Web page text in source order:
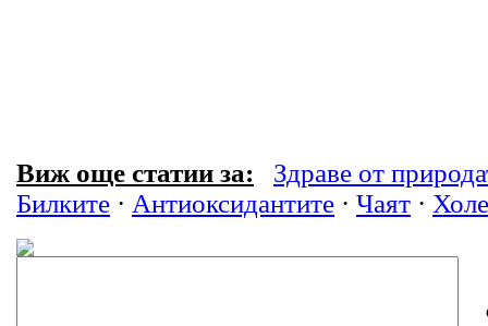
Виж още статии за:
Здраве от
Билките · Антиоксидантите · Чаят ·